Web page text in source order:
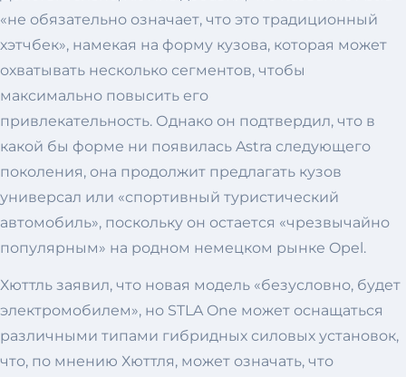
«не обязательно означает, что это традиционный
хэтчбек», намекая на форму кузова, которая может
охватывать несколько сегментов, чтобы
максимально повысить его
привлекательность. Однако он подтвердил, что в
какой бы форме ни появилась Astra следующего
поколения, она продолжит предлагать кузов
универсал или «спортивный туристический
автомобиль», поскольку он остается «чрезвычайно
популярным» на родном немецком рынке Opel.
Хюттль заявил, что новая модель «безусловно, будет
электромобилем», но STLA One может оснащаться
различными типами гибридных силовых установок,
что, по мнению Хюттля, может означать, что